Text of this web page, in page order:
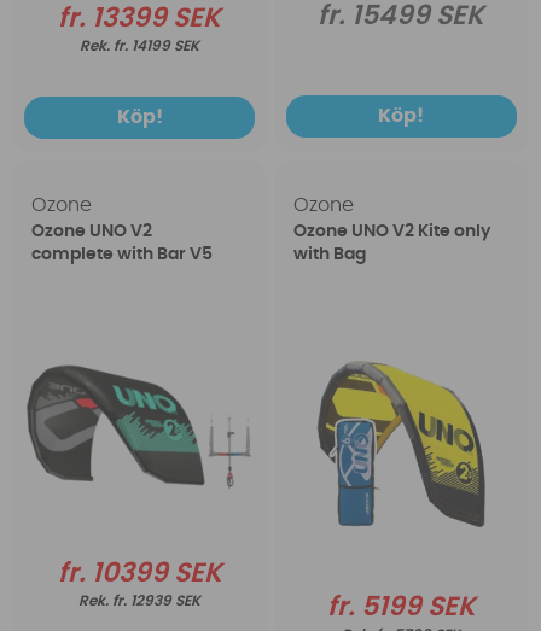
fr. 13399 SEK
fr. 14199 SEK
Köp!
fr. 15499 SEK
Köp!
Ozone
Ozone UNO V2
complete with Bar V5
fr. 10399 SEK
fr. 12939 SEK
Ozone
Ozone UNO V2 Kite only
with Bag
fr. 5199 SEK